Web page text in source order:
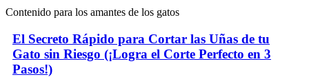
Contenido para los amantes de los gatos
El Secreto Rápido para Cortar las Uñas de tu
Gato sin Riesgo (¡Logra el Corte Perfecto en 3
Pasos!)